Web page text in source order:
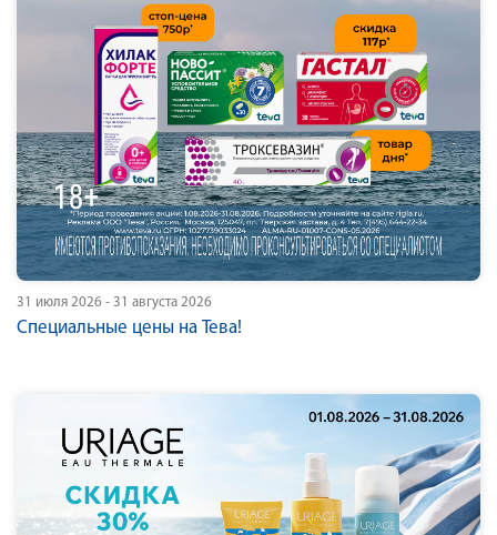
31 июля 2026 - 31 августа 2026
Специальные цены на Тева!